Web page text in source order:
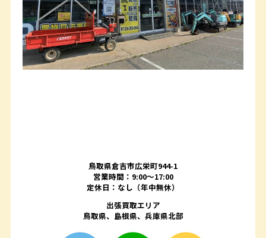
鳥取県倉吉市広栄町944-1
営業時間：9:00～17:00
定休日：なし（年中無休）
出張買取エリア
鳥取県、島根県、兵庫県北部